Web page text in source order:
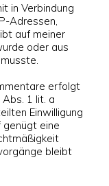
in Verbindung
Adressen,
auf meiner
oder aus
erfolgt
1 lit. a
Einwilligung
genügt eine
bleibt